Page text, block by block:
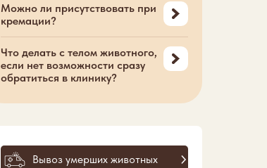
Можно ли присутствовать при
кремации?
Что делать с телом животного,
если нет возможности сразу
обратиться в клинику?
Вывоз умерших животных